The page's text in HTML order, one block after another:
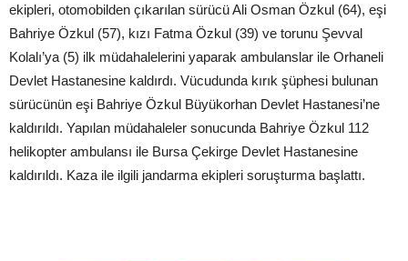
ekipleri, otomobilden çıkarılan sürücü Ali Osman Özkul (64), eşi
Bahriye Özkul (57), kızı Fatma Özkul (39) ve torunu Şevval
Kolalı’ya (5) ilk müdahalelerini yaparak ambulanslar ile Orhaneli
Devlet Hastanesine kaldırdı. Vücudunda kırık şüphesi bulunan
sürücünün eşi Bahriye Özkul Büyükorhan Devlet Hastanesi’ne
kaldırıldı. Yapılan müdahaleler sonucunda Bahriye Özkul 112
helikopter ambulansı ile Bursa Çekirge Devlet Hastanesine
kaldırıldı. Kaza ile ilgili jandarma ekipleri soruşturma başlattı.